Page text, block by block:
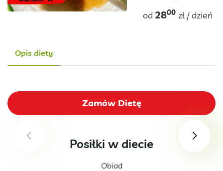
Posiłki w diecie
Obiad
od 2800 zł / dzień
Opis diety
Zamów Dietę